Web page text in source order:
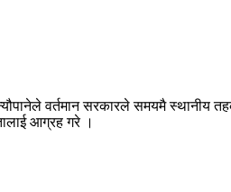
वर्तमान सरकारले समयमै स्थानीय
आग्रह गरे ।